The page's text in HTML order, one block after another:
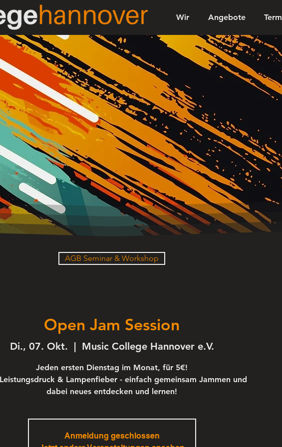
Wir Angebote
AGB Seminar & Workshop
Open Jam Session
Di., 07. Okt.
  |
Music College Hannover e.V.
Jeden ersten Dienstag im Monat, für 5€!
& Lampenfieber - einfach gemeinsam Jammen und
dabei neues entdecken und lernen!
Anmeldung geschlossen